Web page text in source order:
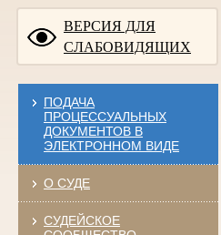
ВЕРСИЯ ДЛЯ
СЛАБОВИДЯЩИХ
ПОДАЧА
ПРОЦЕССУАЛЬНЫХ
ДОКУМЕНТОВ В
ЭЛЕКТРОННОМ ВИДЕ
О СУДЕ
СУДЕЙСКОЕ